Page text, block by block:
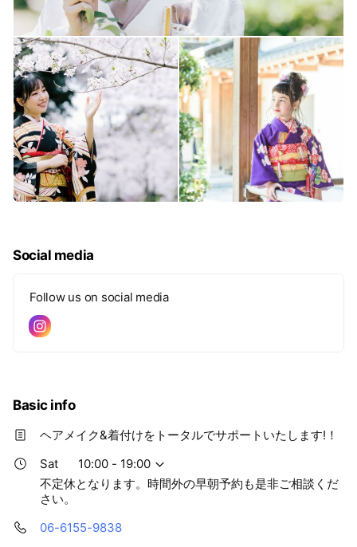
Social media
Follow us on social media
Basic info
ヘアメイク&着付けをトータルでサポートいたします!！
Sat
10:00 - 19:00
不定休となります。時間外の早朝予約も是非ご相談くだ
さい。
06-6155-9838